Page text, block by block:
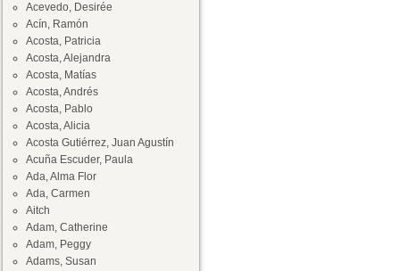
Acevedo, Desirée
Acín, Ramón
Acosta, Patricia
Acosta, Alejandra
Acosta, Matías
Acosta, Andrés
Acosta, Pablo
Acosta, Alicia
Acosta Gutiérrez, Juan Agustín
Acuña Escuder, Paula
Ada, Alma Flor
Ada, Carmen
Aitch
Adam, Catherine
Adam, Peggy
Adams, Susan